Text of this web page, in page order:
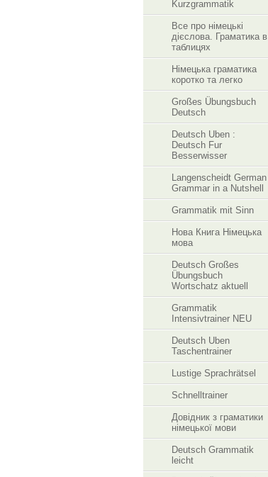
Kurzgrammatik
Все про німецькі
дієслова. Граматика в
таблицях
Німецька граматика
коротко та легко
Großes Übungsbuch
Deutsch
Deutsch Uben :
Deutsch Fur
Besserwisser
Langenscheidt German
Grammar in a Nutshell
Grammatik mit Sinn
Нова Книга Німецька
мова
Deutsch Großes
Übungsbuch
Wortschatz aktuell
Grammatik
Intensivtrainer NEU
Deutsch Uben
Taschentrainer
Lustige Sprachrätsel
Schnelltrainer
Довідник з граматики
німецької мови
Deutsch Grammatik
leicht